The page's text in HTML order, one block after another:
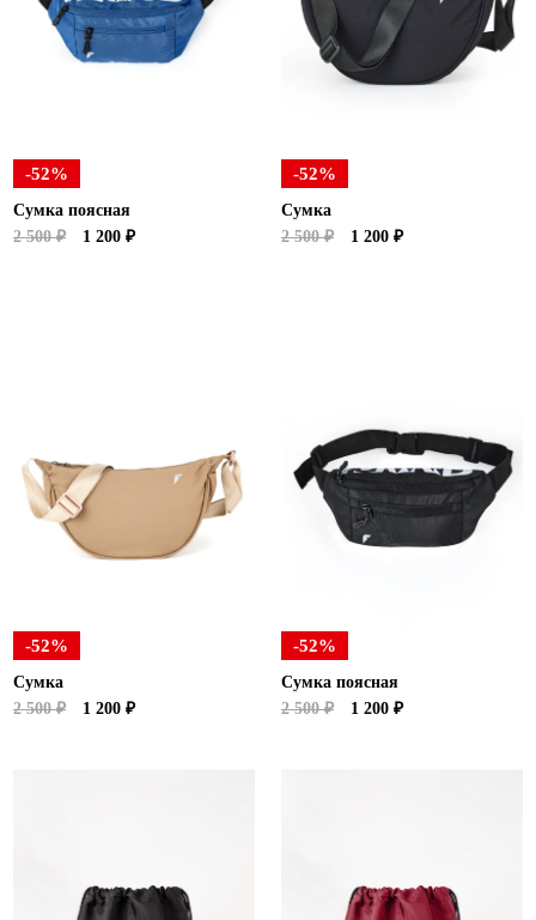
Новосибирская область (3)
Омская область (5)
Республика Татарстан (2)
Ростовская область (2)
Самарская область (1)
Тюменская область (3)
Хакасия (1)
Ханты-Мансийский автономный округ (3)
Ямало-Ненецкий автономный округ (1)
Ярославская область (1)
-52%
Сумка поясная
2 500 ₽
1 200 ₽
-52%
Сумка
2 500 ₽
1 200 ₽
-52%
Сумка
2 500 ₽
1 200 ₽
-52%
Сумка поясная
2 500 ₽
1 200 ₽